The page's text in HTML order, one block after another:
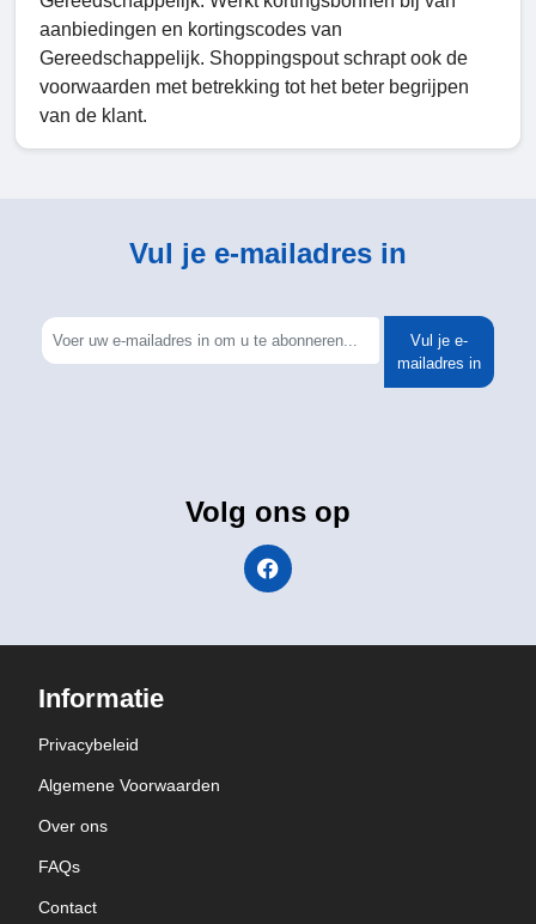
aanbiedingen en kortingscodes van
Gereedschappelijk. Shoppingspout schrapt ook de
voorwaarden met betrekking tot het beter begrijpen
van de klant.
Vul je e-mailadres in
Vul je e-
mailadres in
Volg ons op
Informatie
Privacybeleid
Algemene Voorwaarden
Over ons
FAQs
Contact